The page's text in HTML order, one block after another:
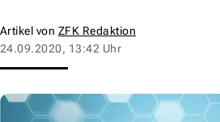
Artikel von ZFK Redaktion
24.09.2020, 13:42 Uhr